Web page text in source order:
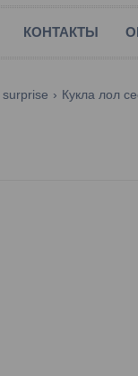
КОНТАКТЫ
surprise Кукла лол